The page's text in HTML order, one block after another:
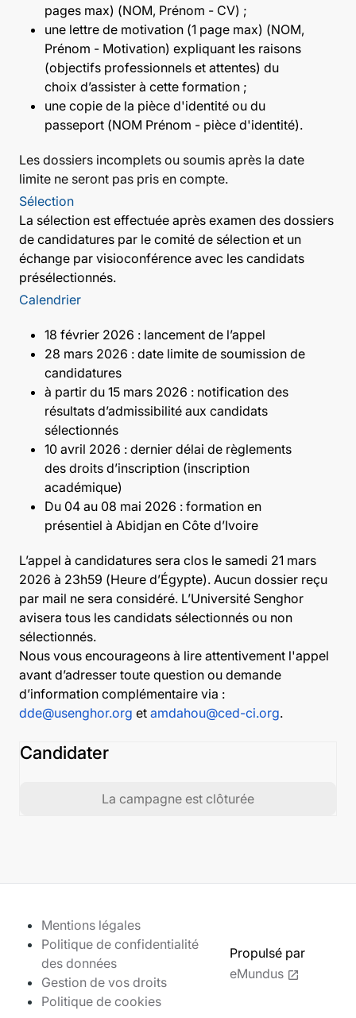
pages max) (NOM, Prénom - CV) ;
une lettre de motivation (1 page max) (NOM,
Prénom - Motivation) expliquant les raisons
(objectifs professionnels et attentes) du
choix d’assister à cette formation ;
une copie de la pièce d'identité ou du
passeport (NOM Prénom - pièce d'identité).
Les dossiers incomplets ou soumis après la date
limite ne seront pas pris en compte.
Sélection
La sélection est effectuée après examen des dossiers
de candidatures par le comité de sélection et un
échange par visioconférence avec les candidats
présélectionnés.
Calendrier
18 février 2026 : lancement de l’appel
28 mars 2026 : date limite de soumission de
candidatures
à partir du 15 mars 2026 : notification des
résultats d’admissibilité aux candidats
sélectionnés
10 avril 2026 : dernier délai de règlements
des droits d’inscription (inscription
académique)
Du 04 au 08 mai 2026 : formation en
présentiel à Abidjan en Côte d’Ivoire
L’appel à candidatures sera clos le samedi 21 mars
2026 à 23h59 (Heure d’Égypte). Aucun dossier reçu
par mail ne sera considéré. L’Université Senghor
avisera tous les candidats sélectionnés ou non
sélectionnés.
Nous vous encourageons à lire attentivement l'appel
avant d’adresser toute question ou demande
d’information complémentaire via :
dde@usenghor.org et amdahou@ced-ci.org.
Candidater
La campagne est clôturée
Mentions légales
Politique de confidentialité
des données
Gestion de vos droits
Politique de cookies
Propulsé par
eMundus